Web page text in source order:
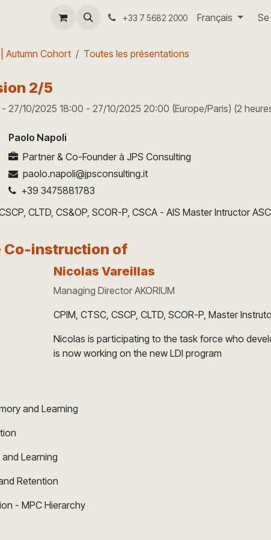
Aide +33 7 5682 2000 Français
Autumn Cohort Toutes les présentations
2/5
- 27/10/2025 18:00 - 27/10/2025 20:00 (Europe/Paris) (2
Paolo Napoli
Partner & Co-Founder à JPS Consulting
paolo.napoli@jpsconsulting.it
+39 3475881783
CLTD, CS&OP, SCOR-P, CSCA - AIS Master Intructor
Co-instruction of
Nicolas Vareillas
Managing Director AKORIUM
CPIM, CTSC, CSCP, CLTD, SCOR-P, Master
Nicolas is participating to the task force who
is now working on the new LDI program
and Learning
Learning
Retention
- MPC Hierarchy